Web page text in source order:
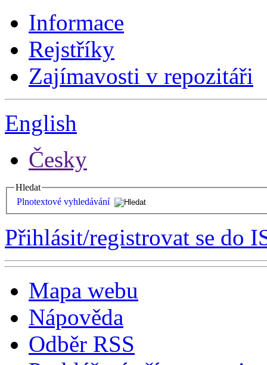
Informace
Rejstříky
Zajímavosti v repozitáři
English
Česky
Hledat
Plnotextové vyhledávání
Přihlásit/registrovat se do
Mapa webu
Nápověda
Odběr RSS